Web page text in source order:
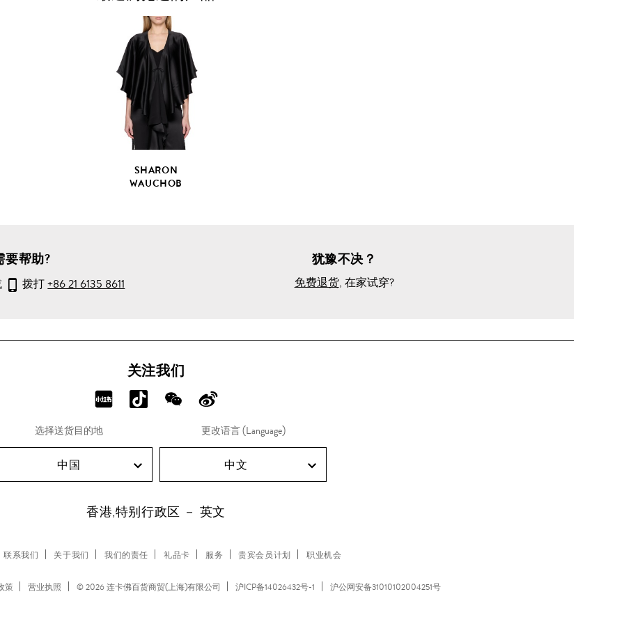
SHARON
WAUCHOB
查
看
全
部
产
品
详
情
要帮助?
拨打+86 21 6135 8611
犹豫不决？
免费退货, 在家试穿?
关注我们
分
RED!
分
Douyin!
分
WeChat!
分
享
Weibo!
选择送货目的地
中国
更改语言 (Language)
中文
香港,特别行政区 － 英文
联系我们 关于我们 我们的责任 礼品卡 服务 贵宾会员计划 职业机会
策 营业执照 © 2026 连卡佛百货商贸(上海)有限公司 沪ICP备14026432号-1 沪公网安备31010102004251号